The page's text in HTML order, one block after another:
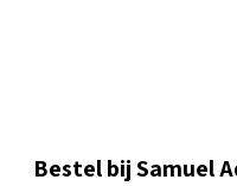
Bestel bij Samuel